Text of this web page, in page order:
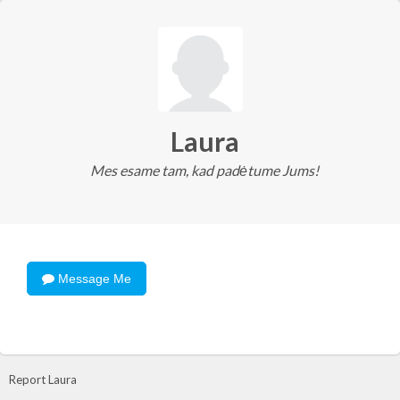
Laura
Mes esame tam, kad padėtume Jums!
Message Me
Report Laura